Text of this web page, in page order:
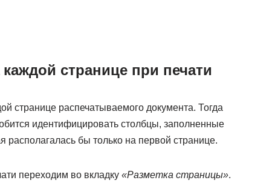
странице при печати
странице распечатываемого документа. Тогда
идентифицировать столбцы, заполненные
бы только на первой странице.
переходим во вкладку «Разметка страницы».